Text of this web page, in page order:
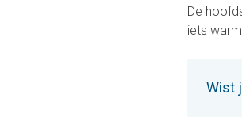
De
iets
Wist